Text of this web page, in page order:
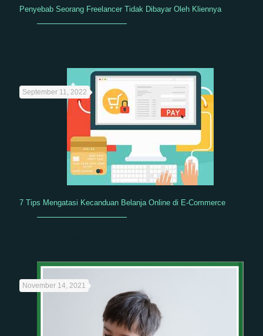
Penyebab Seorang Freelancer Tidak Dibayar Oleh Kliennya
September 11, 2022
7 Tips Mengatasi Kecanduan Belanja Online di E-Commerce
November 14, 2021